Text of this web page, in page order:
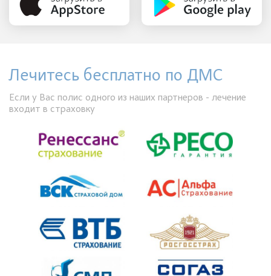
Лечитесь бесплатно по ДМС
Если у Вас полис одного из наших партнеров - лечение
входит в страховку